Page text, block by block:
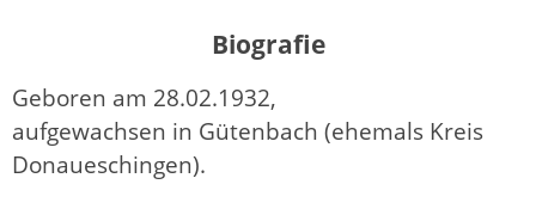
Biografie
Geboren am 28.02.1932,
aufgewachsen in Gütenbach (ehemals Kreis
Donaueschingen).